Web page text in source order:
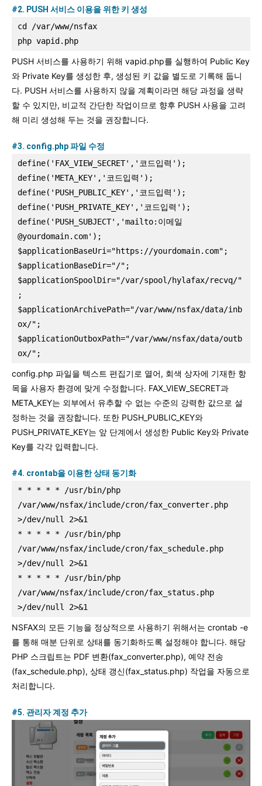
#2. PUSH 서비스 이용을 위한 키 생성
cd /var/www/nsfax
php vapid.php
PUSH 서비스를 사용하기 위해 vapid.php를 실행하여 Public Key
와 Private Key를 생성한 후, 생성된 키 값을 별도로 기록해 둡니
다. PUSH 서비스를 사용하지 않을 계획이라면 해당 과정을 생략
할 수 있지만, 비교적 간단한 작업이므로 향후 PUSH 사용을 고려
해 미리 생성해 두는 것을 권장합니다.
#3. config.php 파일 수정
define('FAX_VIEW_SECRET','코드입력');
define('META_KEY','코드입력');
define('PUSH_PUBLIC_KEY','코드입력');
define('PUSH_PRIVATE_KEY','코드입력');
define('PUSH_SUBJECT','mailto:이메일
@yourdomain.com');
$applicationBaseUri="https://yourdomain.com";
$applicationBaseDir="/";
$applicationSpoolDir="/var/spool/hylafax/recvq/"
;
$applicationArchivePath="/var/www/nsfax/data/inb
ox/";
$applicationOutboxPath="/var/www/nsfax/data/outb
ox/";
config.php 파일을 텍스트 편집기로 열어, 회색 상자에 기재한 항
목을 사용자 환경에 맞게 수정합니다. FAX_VIEW_SECRET과
META_KEY는 외부에서 유추할 수 없는 수준의 강력한 값으로 설
정하는 것을 권장합니다. 또한 PUSH_PUBLIC_KEY와
PUSH_PRIVATE_KEY는 앞 단계에서 생성한 Public Key와 Private
Key를 각각 입력합니다.
#4. crontab을 이용한 상태 동기화
* * * * * /usr/bin/php
/var/www/nsfax/include/cron/fax_converter.php
>/dev/null 2>&1
* * * * * /usr/bin/php
/var/www/nsfax/include/cron/fax_schedule.php
>/dev/null 2>&1
* * * * * /usr/bin/php
/var/www/nsfax/include/cron/fax_status.php
>/dev/null 2>&1
NSFAX의 모든 기능을 정상적으로 사용하기 위해서는 crontab -e
를 통해 매분 단위로 상태를 동기화하도록 설정해야 합니다. 해당
PHP 스크립트는 PDF 변환(fax_converter.php), 예약 전송
(fax_schedule.php), 상태 갱신(fax_status.php) 작업을 자동으로
처리합니다.
#5. 관리자 계정 추가